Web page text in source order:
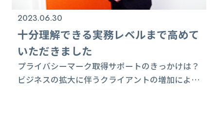
2023.06.30
十分理解できる実務レベルまで高めて
いただきました
プライバシーマーク取得サポートのきっかけは？
ビジネスの拡大に伴うクライアントの増加によ